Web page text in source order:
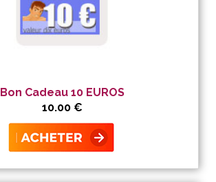
Bon Cadeau 10 EUROS
10.00 €